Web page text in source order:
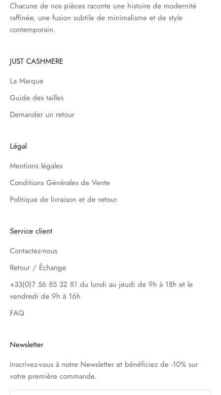
Chacune de nos pièces raconte une histoire de modernité
raffinée, une fusion subtile de minimalisme et de style
contemporain.
JUST CASHMERE
La Marque
Guide des tailles
Demander un retour
Légal
Mentions légales
Conditions Générales de Vente
Politique de livraison et de retour
Service client
Contactez-nous
Retour / Échange
+33(0)7 56 85 32 81 du lundi au jeudi de 9h à 18h et le
vendredi de 9h à 16h
FAQ
Newsletter
Inscrivez-vous à notre Newsletter et bénéficiez de -10% sur
votre première commande.